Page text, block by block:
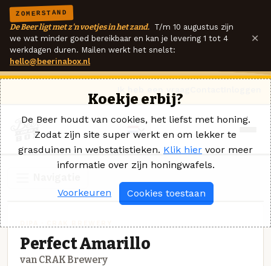
ZOMERSTAND
De Beer ligt met z'n voetjes in het zand. T/m 10 augustus zijn
we wat minder goed bereikbaar en kan je levering 1 tot 4
werkdagen duren. Mailen werkt het snelst:
hello@beerinabox.nl
×
Perfect Amarillo
van CRAK Brewery
Koekje erbij?
De Beer houdt van cookies, het liefst met honing.
Zodat zijn site super werkt en om lekker te
grasduinen in webstatistieken. Klik hier voor meer
informatie over zijn honingwafels.
Voorkeuren Cookies toestaan